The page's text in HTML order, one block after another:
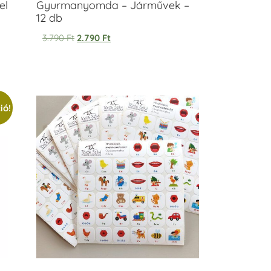
Gyurmanyomda – Járművek –
12 db
3.790Ft 2.790 Ft